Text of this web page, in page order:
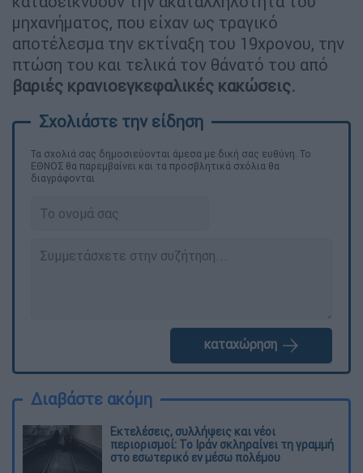
μηχανήματος, που είχαν ως τραγικό
αποτέλεσμα την εκτίναξη του 19χρονου, την
πτώση του και τελικά τον θάνατό του από
βαριές κρανιοεγκεφαλικές κακώσεις.
Τα σχολιά σας δημοσιεύονται άμεσα με δική σας ευθύνη. Το
ΕΘΝΟΣ θα παρεμβαίνει και τα προσβλητικά σχόλια θα
διαγράφονται
καταχώρηση
Διαβάστε ακόμη
Εκτελέσεις, συλλήψεις και νέοι
περιορισμοί: Το Ιράν σκληραίνει τη γραμμή
στο εσωτερικό εν μέσω πολέμου